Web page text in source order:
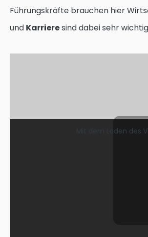
Führungskräfte brauchen hier
und Karrieresind dabei sehr
Mit dem Laden des